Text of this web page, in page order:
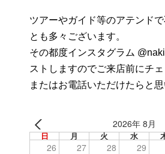
ツアーやガイド等のアテンド
とも多々ございます。
その都度インスタグラム
ストしますのでご来店前にチェ
またはお電話いただけたらと思
2026年 8月
日 月 火 水
26 27 28 29